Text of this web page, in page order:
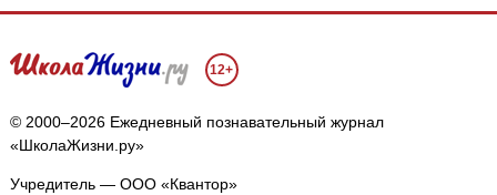
12+
© 2000–2026 Ежедневный познавательный журнал
«ШколаЖизни.ру»
Учредитель — ООО «Квантор»